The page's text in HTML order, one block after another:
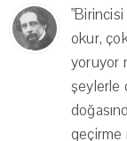
"Birincisi
okur,
yoruyor
şeylerle
geçirme